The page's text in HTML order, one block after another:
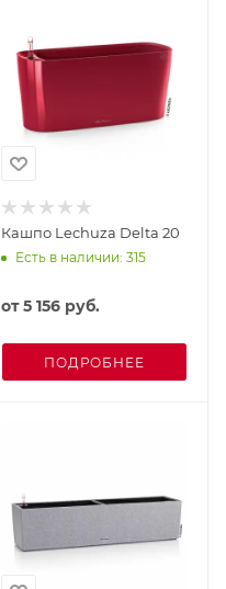
Кашпо Lechuza Delta 20
Есть в наличии: 315
от5 156 руб.
ПОДРОБНЕЕ